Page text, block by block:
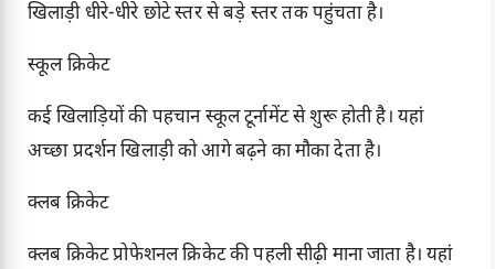
खिलाड़ी धीरे-धीरे छोटे स्तर से बड़े स्तर तक पहुंचता है।
स्कूल क्रिकेट
कई खिलाड़ियों की पहचान स्कूल टूर्नामेंट से शुरू होती है। यहां
अच्छा प्रदर्शन खिलाड़ी को आगे बढ़ने का मौका देता है।
क्लब क्रिकेट
क्लब क्रिकेट प्रोफेशनल क्रिकेट की पहली सीढ़ी माना जाता है। यहां